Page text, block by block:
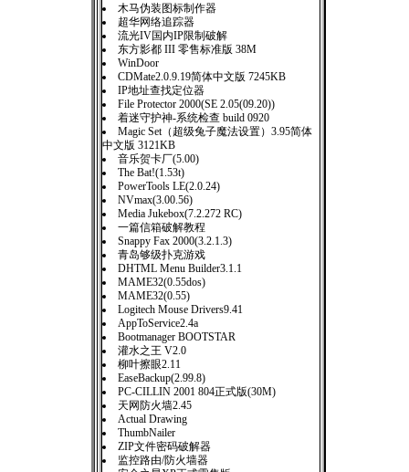
木马伪装图标制作器
超华网络追踪器
流光IV国内IP限制破解
东方影都 III 零售标准版 38M
WinDoor
CDMate2.0.9.19简体中文版 7245KB
IP地址查找定位器
File Protector 2000(SE 2.05(09.20))
着迷守护神-系统检查 build 0920
Magic Set（超级兔子魔法设置）3.95简体
中文版 3121KB
音乐贺卡厂(5.00)
The Bat!(1.53t)
PowerTools LE(2.0.24)
NVmax(3.00.56)
Media Jukebox(7.2.272 RC)
一篇信箱破解教程
Snappy Fax 2000(3.2.1.3)
青岛够级扑克游戏
DHTML Menu Builder3.1.1
MAME32(0.55dos)
MAME32(0.55)
Logitech Mouse Drivers9.41
AppToService2.4a
Bootmanager BOOTSTAR
灌水之王 V2.0
柳叶擦眼2.11
EaseBackup(2.99.8)
PC-CILLIN 2001 804正式版(30M)
天网防火墙2.45
Actual Drawing
ThumbNailer
ZIP文件密码破解器
监控路由/防火墙器